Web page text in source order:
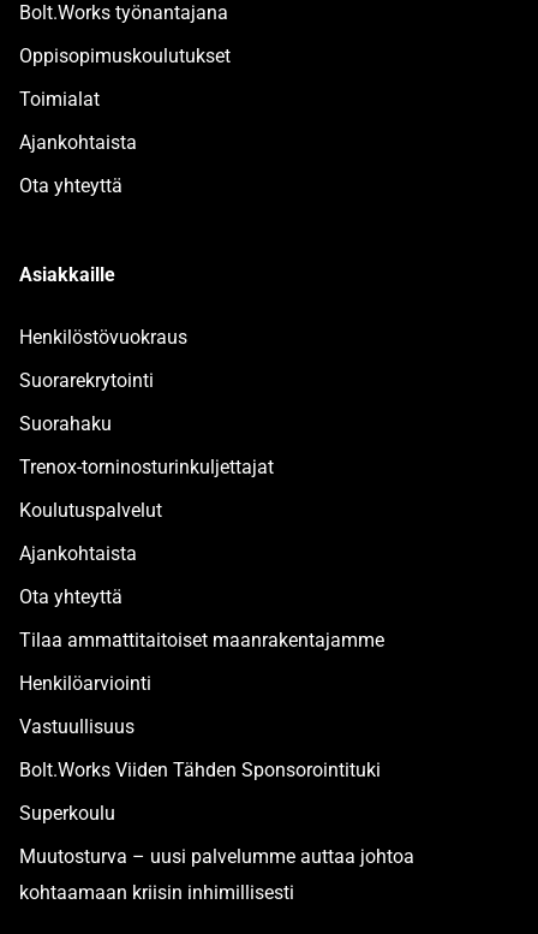
Bolt.Works työnantajana
Oppisopimuskoulutukset
Toimialat
Ajankohtaista
Ota yhteyttä
Asiakkaille
Henkilöstövuokraus
Suorarekrytointi
Suorahaku
Trenox-torninosturinkuljettajat
Koulutuspalvelut
Ajankohtaista
Ota yhteyttä
Tilaa ammattitaitoiset maanrakentajamme
Henkilöarviointi
Vastuullisuus
Bolt.Works Viiden Tähden Sponsorointituki
Superkoulu
Muutosturva – uusi palvelumme auttaa johtoa
kohtaamaan kriisin inhimillisesti